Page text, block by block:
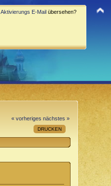
Aktivierungs E-Mail übersehen?
« vorheriges nächstes »
DRUCKEN